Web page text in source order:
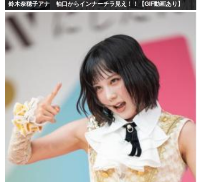
鈴木奈穂子アナ 袖口からインナーチラ見え！！【GIF動画あり】